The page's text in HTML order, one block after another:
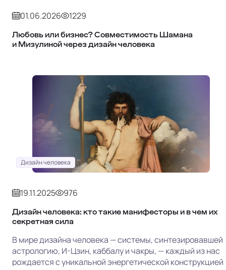
01.06.2026 1229
Любовь или бизнес? Совместимость Шамана
и Мизулиной через дизайн человека
Дизайн человека
19.11.2025 976
Дизайн человека: кто такие манифесторы и в чем их
секретная сила
В мире дизайна человека — системы, синтезировавшей
астрологию, И-Цзин, каббалу и чакры, — каждый из нас
рождается с уникальной энергетической конструкцией